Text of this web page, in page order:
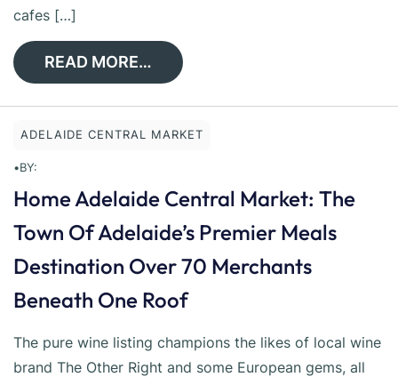
cafes […]
READ MORE…
ADELAIDE CENTRAL MARKET
•BY:
Home Adelaide Central Market: The
Town Of Adelaide’s Premier Meals
Destination Over 70 Merchants
Beneath One Roof
The pure wine listing champions the likes of local wine
brand The Other Right and some European gems, all